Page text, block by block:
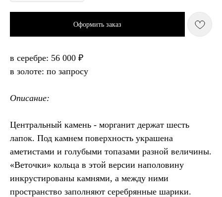
Оформить заказ
в серебре: 56 000 ₽
в золоте: по запросу
Описание:
Центральный камень - морганит держат шесть
лапок. Под камнем поверхность украшена
аметистами и голубыми топазами разной величины.
«Веточки» кольца в этой версии наполовину
инкрустированы камнями, а между ними
пространство заполняют серебрянные шарики.